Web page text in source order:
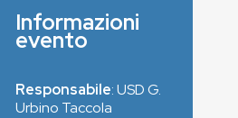
Informazioni
evento
Responsabile: USD G.
Urbino Taccola